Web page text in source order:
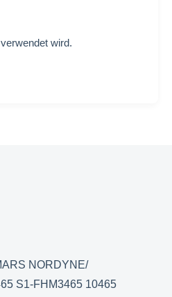
wird.
NORDYNE/
S1-FHM3465 10465